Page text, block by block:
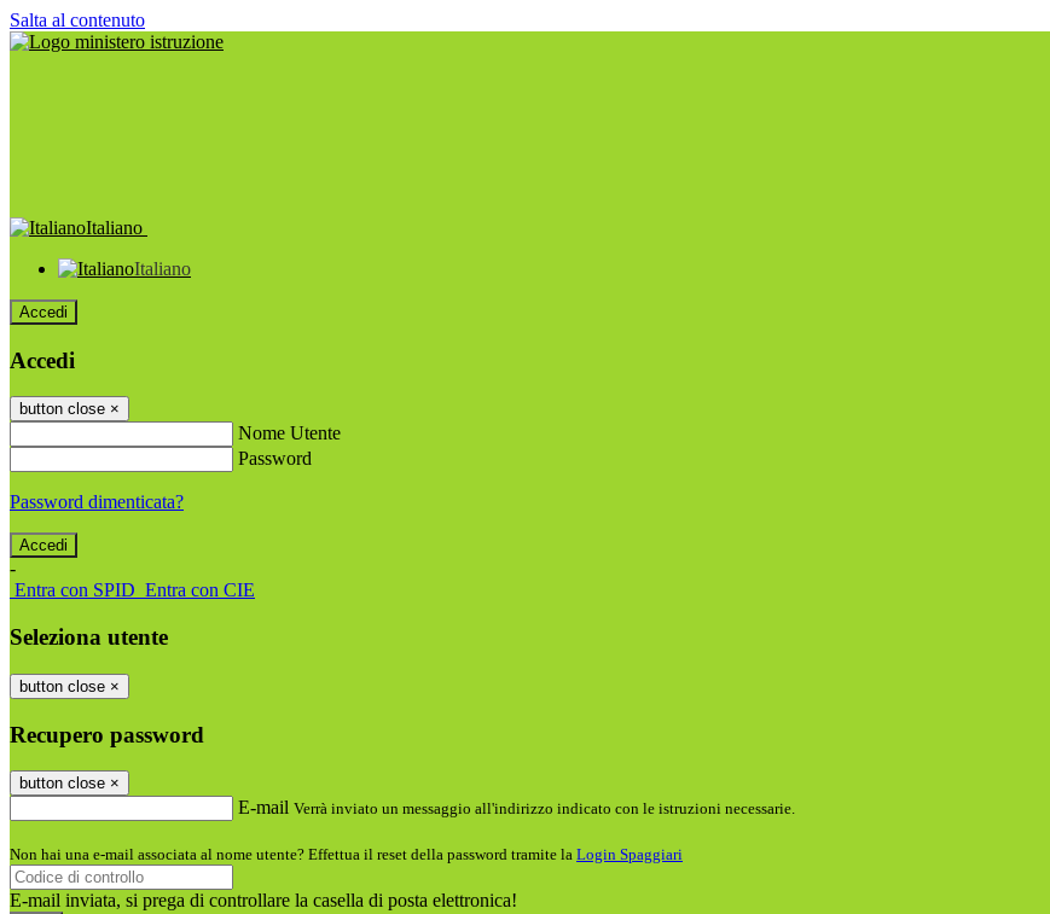
Salta al contenuto
Italiano
Italiano
Accedi
Accedi
button close ×
Nome Utente
Password
Password dimenticata?
-
Entra con SPID Entra con CIE
Seleziona utente
button close ×
Recupero password
button close ×
E-mail Verrà inviato un messaggio all'indirizzo indicato con le istruzioni necessarie.
Non hai una e-mail associata al nome utente? Effettua il reset della password tramite la Login Spaggiari
E-mail inviata, si prega di controllare la casella di posta elettronica!